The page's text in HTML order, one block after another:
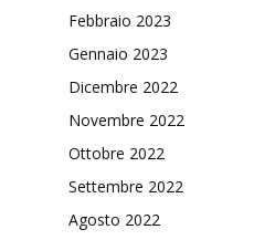
Febbraio 2023
Gennaio 2023
Dicembre 2022
Novembre 2022
Ottobre 2022
Settembre 2022
Agosto 2022